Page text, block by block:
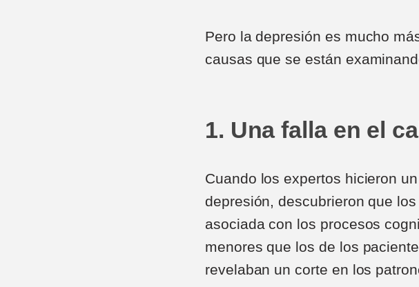
Pero la depresión es mucho
causas que se están
1. Una falla en el
Cuando los expertos hicieron
depresión, descubrieron que
asociada con los procesos
menores que los de los
revelaban un corte en los